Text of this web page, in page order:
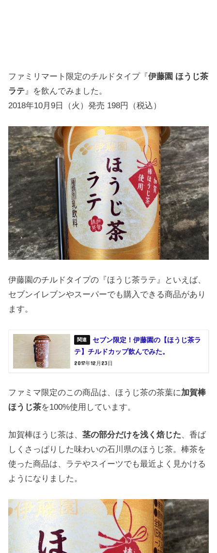
ファミリマート限定のチルドタイプ『伊藤園 ほうじ茶
ラテ 』を飲んでみました。
2018年10月9日（火）発売 198円（税込）
伊藤園のチルドタイプの『ほうじ茶ラテ』といえば、
セブンイレブンやスーパーでも購入できる商品があり
ます。
セブン限定！伊藤園の【ほうじ茶ラ
テ】チルドカップ飲んでみた。
2017年12月23日
ファミマ限定のこの商品は、ほうじ茶の茶葉に加賀棒
ほうじ茶を100%使用しています。
加賀棒ほうじ茶は、茎の部分だけを浅く焙じた、香ば
しくさっぱりした味わいの石川県のほうじ茶。棒茶を
使った商品は、ラテやスイーツでも最近よく見かける
ようになりました。